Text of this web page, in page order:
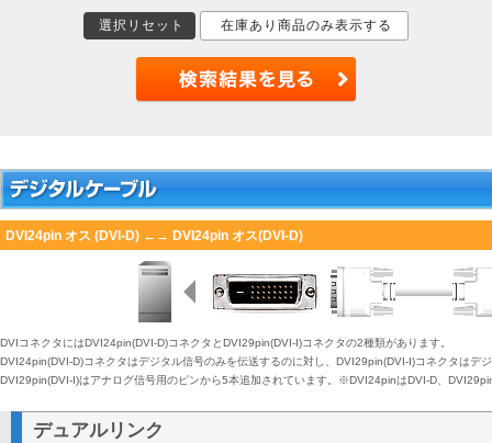
DisplayPort
変換アダ
Mini
DisplayPort
変換アダ
プタ
￥3,800〜
変換
プタ
￥
選択リセット 在庫あり商品のみ表示する
DVI24pin オス (DVI-D) ←→ DVI24pin オス(DVI-D)
DVIコネクタにはDVI24pin(DVI-D)コネクタとDVI29pin(DVI-I)コネクタの2種類があります。
DVI24pin(DVI-D)コネクタはデジタル信号のみを伝送するのに対し、DVI29pin(DVI-I)コネクタはデ
DVI29pin(DVI-I)はアナログ信号用のピンから5本追加されています。※DVI24pinはDVI-D、
デュアルリンク